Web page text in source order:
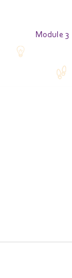
Module 3